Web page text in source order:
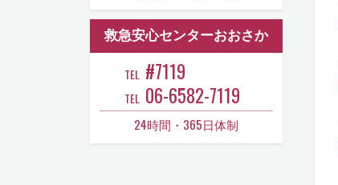
救急安心センターおおさか
TEL #7119
TEL 06-6582-7119
24時間・365日体制